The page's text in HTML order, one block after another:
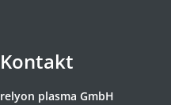
Kontakt
relyon plasma GmbH